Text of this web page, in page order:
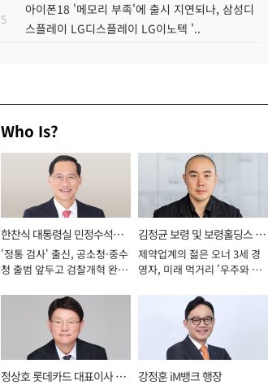
5
아이폰18 '메모리 부족'에 출시 지연되나, 삼성디
스플레이 LG디스플레이 LG이노텍 '..
Who Is?
한찬식 대통령실 민정수석비
서관
'정통 검사' 출신, 공소청·중수
청 출범 앞두고 검찰개혁 완수
김정균 보령 및 보령홀딩스 대
표이사 사장
제약업계의 젊은 오너 3세 경
영자, 미래 먹거리 '우주와 헬
정상호 롯데카드 대표이사 사
강정훈 iM뱅크 행장